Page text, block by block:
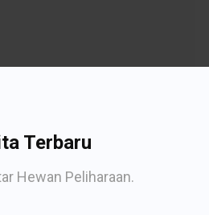
Terbaru
Hewan Peliharaan.